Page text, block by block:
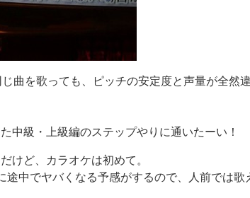
曲を歌っても、ピッチの安定度と声量が全然違
中級・上級編のステップやりに通いたーい！
けど、カラオケは初めて。
中でヤバくなる予感がするので、人前では歌